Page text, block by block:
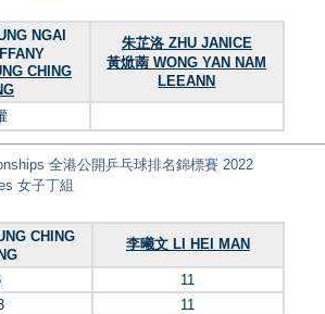
NGAI
CHING
朱芷洛 ZHU JANICE
黃焮萳 WONG YAN NAM
LEEANN
全港公開乒乓球排名錦標賽 2022
女子丁組
CHING
李曦文 LI HEI MAN
11
11